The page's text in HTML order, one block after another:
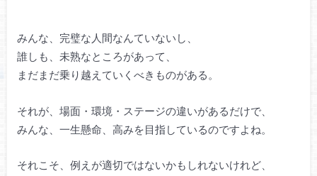
みんな、完璧な人間なんていないし、
誰しも、未熟なところがあって、
まだまだ乗り越えていくべきものがある。
それが、場面・環境・ステージの違いがあるだけで、
みんな、一生懸命、高みを目指しているのですよね。
それこそ、例えが適切ではないかもしれないけれど、